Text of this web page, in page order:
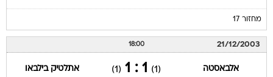
מחזור 17
21/12/2003
18:00
אלבאסטה (1)
1 : 1
(1) אתלטיק בילבאו